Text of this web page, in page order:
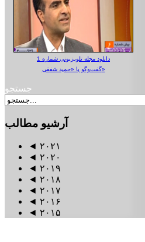
دانلود مجله تلویزیونی شماره 1
گفت‌وگو با «حمید شفقی»
جستجو
آرشیو مطالب
◄ ۲۰۲۱
◄ ۲۰۲۰
◄ ۲۰۱۹
◄ ۲۰۱۸
◄ ۲۰۱۷
◄ ۲۰۱۶
◄ ۲۰۱۵